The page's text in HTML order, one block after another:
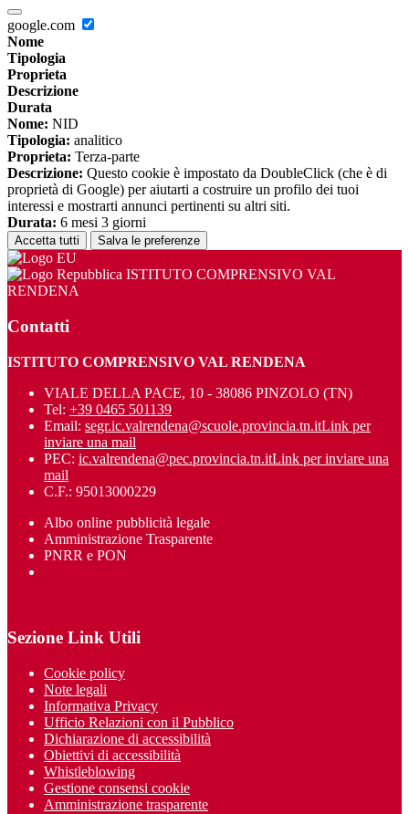
google.com
Nome
Tipologia
Proprieta
Descrizione
Durata
Nome: NID
Tipologia: analitico
Proprieta: Terza-parte
Descrizione: Questo cookie è impostato da DoubleClick (che è di
proprietà di Google) per aiutarti a costruire un profilo dei tuoi
interessi e mostrarti annunci pertinenti su altri siti.
Durata: 6 mesi 3 giorni
Accetta tutti Salva le preferenze
ISTITUTO COMPRENSIVO VAL
RENDENA
Contatti
ISTITUTO COMPRENSIVO VAL RENDENA
VIALE DELLA PACE, 10 - 38086 PINZOLO (TN)
Tel: +39 0465 501139
Email: segr.ic.valrendena@scuole.provincia.tn.itLink per
inviare una mail
PEC: ic.valrendena@pec.provincia.tn.itLink per inviare una
mail
C.F.: 95013000229
Albo online pubblicità legale
Amministrazione Trasparente
PNRR e PON
Sezione Link Utili
Cookie policy
Note legali
Informativa Privacy
Ufficio Relazioni con il Pubblico
Dichiarazione di accessibilità
Obiettivi di accessibilità
Whistleblowing
Gestione consensi cookie
Amministrazione trasparente